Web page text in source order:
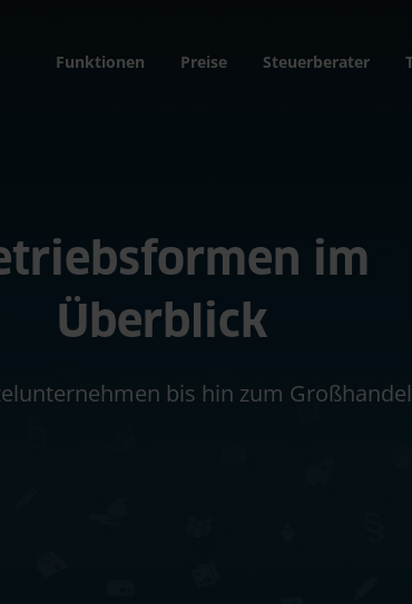
Funktionen Preise Steuerberater
im
Überblick
bis hin zum Großhandel